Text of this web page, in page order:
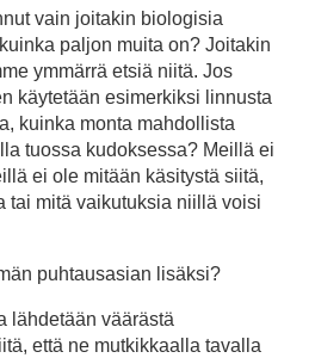
vain joitakin biologisia
paljon muita on? Joitakin
ymmärrä etsiä niitä. Jos
käytetään esimerkiksi linnusta
kuinka monta mahdollista
tuossa kudoksessa? Meillä ei
ei ole mitään käsitystä siitä,
tai mitä vaikutuksia niillä voisi
puhtausasian lisäksi?
lähdetään väärästä
että ne mutkikkaalla tavalla